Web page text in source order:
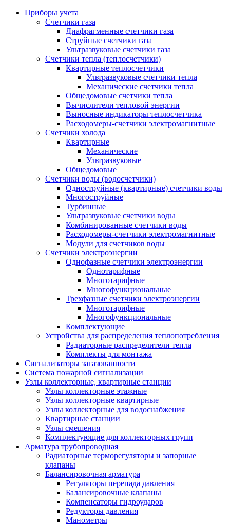
Приборы учета
Счетчики газа
Диафрагменные счетчики газа
Струйные счетчики газа
Ультразвуковые счетчики газа
Счетчики тепла (теплосчетчики)
Квартирные теплосчетчики
Ультразвуковые счетчики тепла
Механические счетчики тепла
Общедомовые счетчики тепла
Вычислители тепловой энергии
Выносные индикаторы теплосчетчика
Расходомеры-счетчики электромагнитные
Счетчики холода
Квартирные
Механические
Ультразвуковые
Общедомовые
Счетчики воды (водосчетчики)
Одноструйные (квартирные) счетчики воды
Многоструйные
Турбинные
Ультразвуковые счетчики воды
Комбинированные счетчики воды
Расходомеры-счетчики электромагнитные
Модули для счетчиков воды
Счетчики электроэнергии
Однофазные счетчики электроэнергии
Однотарифные
Многотарифные
Многофункциональные
Трехфазные счетчики электроэнергии
Многотарифные
Многофункциональные
Комплектующие
Устройства для распределения теплопотребления
Радиаторные распределители тепла
Комплекты для монтажа
Сигнализаторы загазованности
Система пожарной сигнализации
Узлы коллекторные, квартирные станции
Узлы коллекторные этажные
Узлы коллекторные квартирные
Узлы коллекторные для водоснабжения
Квартирные станции
Узлы смешения
Комплектующие для коллекторных групп
Арматура трубопроводная
Радиаторные терморегуляторы и запорные
клапаны
Балансировочная арматура
Регуляторы перепада давления
Балансировочные клапаны
Компенсаторы гидроударов
Редукторы давления
Манометры